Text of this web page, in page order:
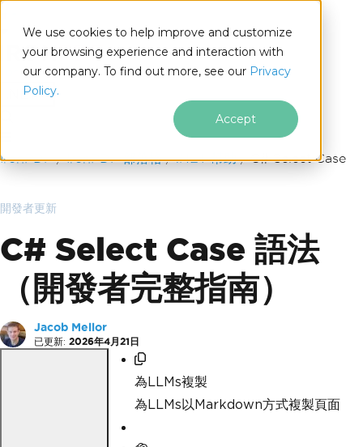
We use cookies to help improve and customize
your browsing experience and interaction with
our company. To find out more, see our Privacy
Policy.
Accept
.NET
跳至頁尾內容
IronPDF IronPDF 部落格 .NET 幫助 C# Select Case
開發者更新
C# Select Case 語法
（開發者完整指南）
Jacob Mellor
已更新: 2026年4月21日
為LLMs複製
為LLMs以Markdown方式複製頁面